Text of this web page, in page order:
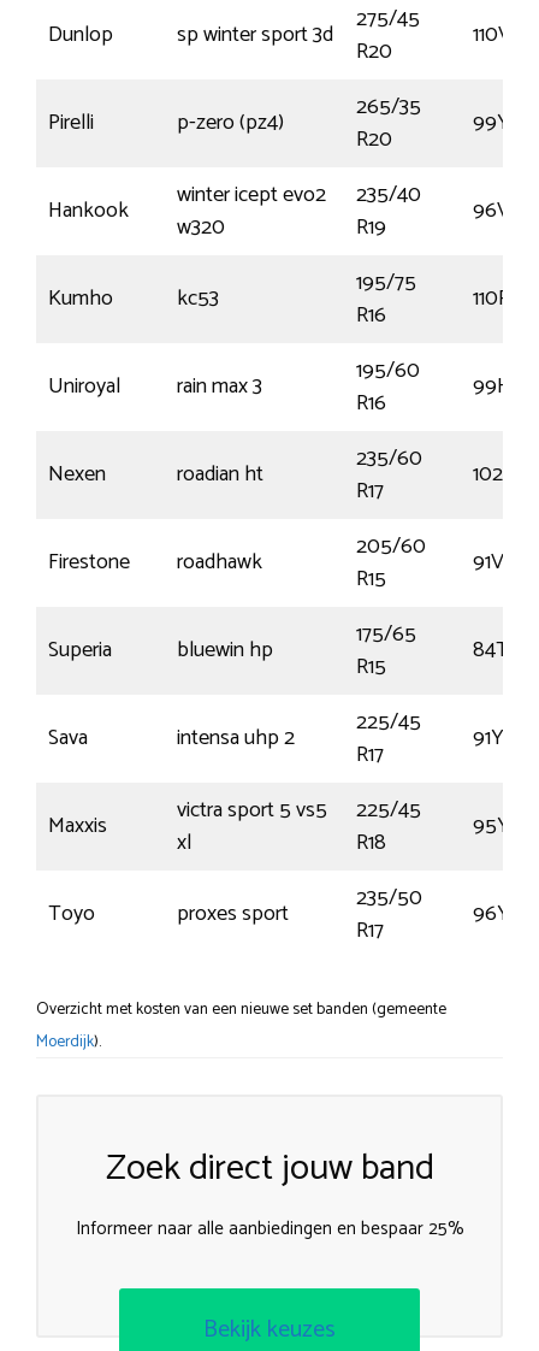
Dunlop sp winter sport 3d
275/45
R20
110V
Pirelli p-zero (pz4)
265/35
R20
99Y
Hankook
winter icept evo2
w320
235/40
R19
96V
Kumho kc53
195/75
R16
110R
Uniroyal rain max 3
195/60
R16
99H
Nexen roadian ht
235/60
R17
102S
Firestone roadhawk
205/60
R15
91V
Superia bluewin hp
175/65
R15
84T
Sava intensa uhp 2
225/45
R17
91Y
Maxxis
victra sport 5 vs5
xl
225/45
R18
95Y
Toyo proxes sport
235/50
R17
96Y
Overzicht met kosten van een nieuwe set banden (gemeente
Moerdijk).
Zoek direct jouw band
Informeer naar alle aanbiedingen en bespaar 25%
Bekijk keuzes